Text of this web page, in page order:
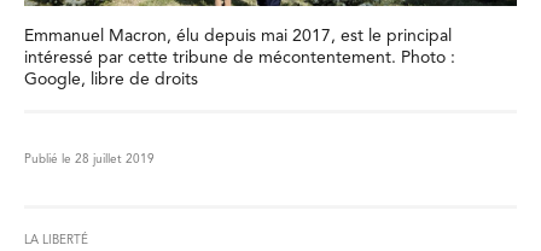
Emmanuel Macron, élu depuis mai 2017, est le principal
intéressé par cette tribune de mécontentement. Photo :
Google, libre de droits
Publié le 28 juillet 2019
LA LIBERTÉ